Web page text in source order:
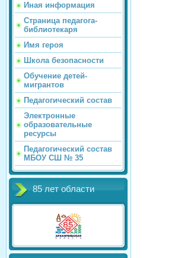
Иная информация
Страница педагога-
библиотекаря
Имя героя
Школа безопасности
Обучение детей-
мигрантов
Педагогический состав
Электронные
образовательные
ресурсы
Педагогический состав
МБОУ СШ № 35
85 лет области